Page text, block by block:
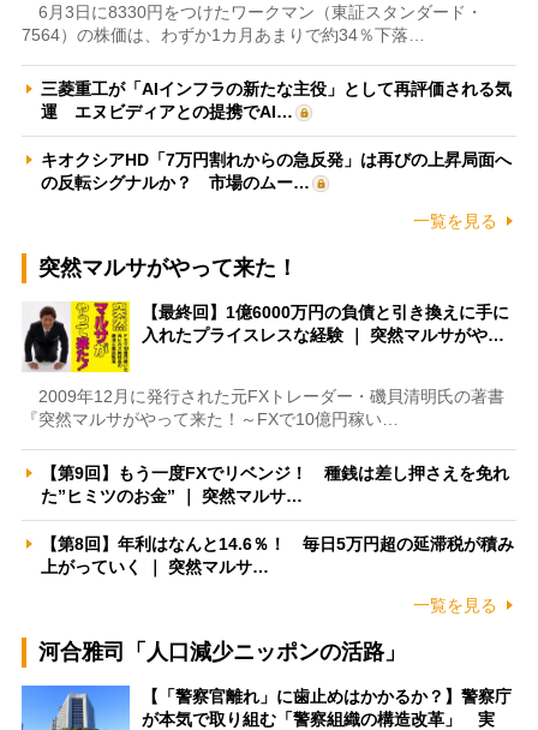
6月3日に8330円をつけたワークマン（東証スタンダード・
7564）の株価は、わずか1カ月あまりで約34％下落…
三菱重工が「AIインフラの新たな主役」として再評価される気
運 エヌビディアとの提携でAI…
キオクシアHD「7万円割れからの急反発」は再びの上昇局面へ
の反転シグナルか？ 市場のムー…
一覧を見る
突然マルサがやって来た！
【最終回】1億6000万円の負債と引き換えに手に
入れたプライスレスな経験 ｜ 突然マルサがや…
2009年12月に発行された元FXトレーダー・磯貝清明氏の著書
『突然マルサがやって来た！～FXで10億円稼い…
【第9回】もう一度FXでリベンジ！ 種銭は差し押さえを免れ
た”ヒミツのお金” ｜ 突然マルサ…
【第8回】年利はなんと14.6％！ 毎日5万円超の延滞税が積み
上がっていく ｜ 突然マルサ…
一覧を見る
河合雅司「人口減少ニッポンの活路」
【「警察官離れ」に歯止めはかかるか？】警察庁
が本気で取り組む「警察組織の構造改革」 実